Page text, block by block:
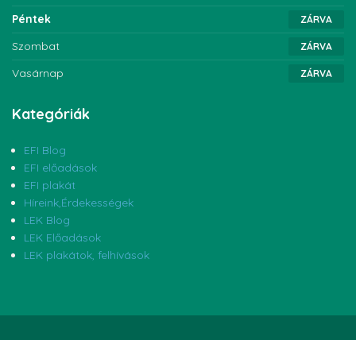
Péntek
ZÁRVA
Szombat ZÁRVA
Vasárnap ZÁRVA
Kategóriák
EFI Blog
EFI előadások
EFI plakát
Híreink,Érdekességek
LEK Blog
LEK Előadások
LEK plakátok, felhívások